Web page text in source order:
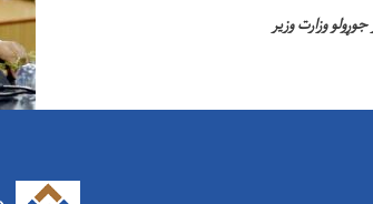
وزارت وزیر